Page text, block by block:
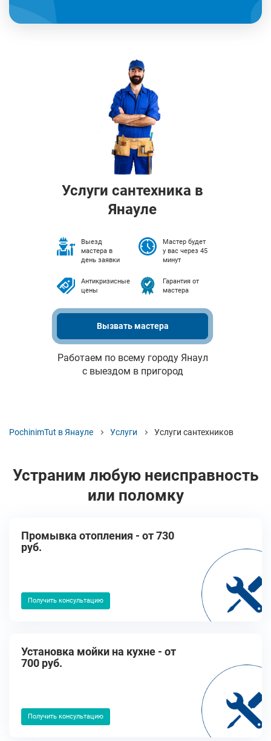
Услуги сантехника в
Янауле
Выезд
мастера в
день заявки
Мастер будет
у вас через 45
минут
Антикризисные
цены
Гарантия от
мастера
Вызвать мастера
Работаем по всему городу Янаул
с выездом в пригород
PochinimTut в Янауле Услуги Услуги сантехников
Устраним любую неисправность
или поломку
Промывка отопления - от 730
руб.
Получить консультацию
Установка мойки на кухне - от
700 руб.
Получить консультацию